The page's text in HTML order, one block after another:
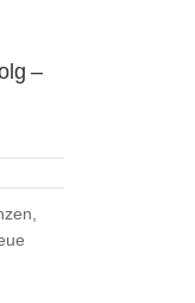
–